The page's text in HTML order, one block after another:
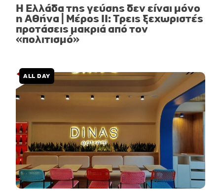
Η Ελλάδα της γεύσης δεν είναι μόνο
η Αθήνα | Μέρος II: Τρεις ξεχωριστές
προτάσεις μακριά από τον
«πολιτισμό»
ALL DAY